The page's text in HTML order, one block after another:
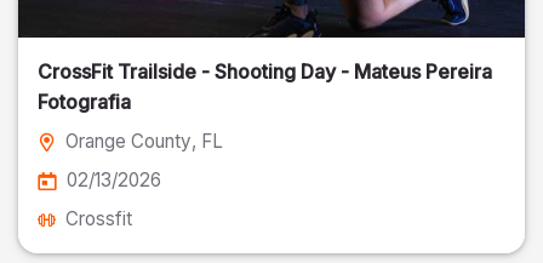
CrossFit Trailside - Shooting Day - Mateus Pereira
Fotografia
Orange County, FL
02/13/2026
Crossfit